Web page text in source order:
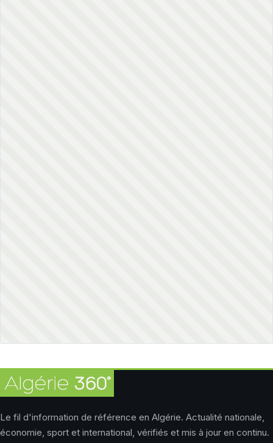
Le fil d'information de référence en Algérie. Actualité nationale,
économie, sport et international, vérifiés et mis à jour en continu.